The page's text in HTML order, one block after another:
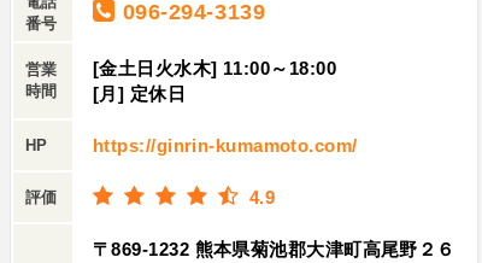
番号
096-294-3139
営業
時間
[金土日火水木] 11:00～18:00
[月] 定休日
HP https://ginrin-kumamoto.com/
評価 4.9
〒869-1232 熊本県菊池郡大津町高尾野２６